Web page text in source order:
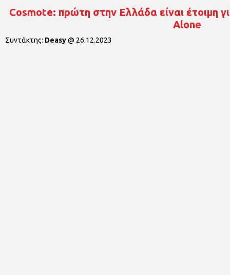
Cosmote: πρώτη στην Ελλάδα είναι έτοιμη
Alone
Συντάκτης: Deasy@ 26.12.2023